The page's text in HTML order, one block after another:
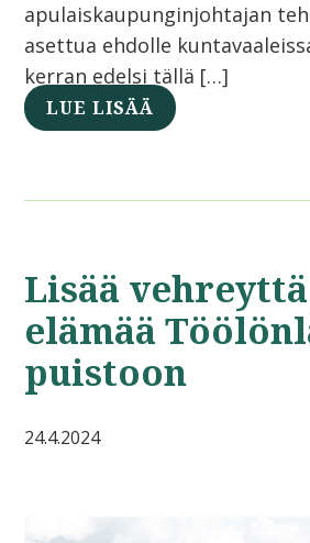
apulaiskaupunginjohtajan
asettua ehdolle
kerran edelsi tällä […]
LUE LISÄÄ
Lisää
elämää
puistoon
24.4.2024